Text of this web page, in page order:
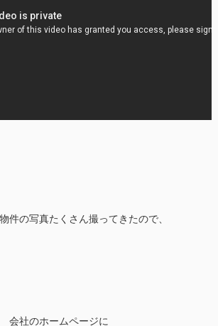
件の写真たくさん撮ってきたので、
会社のホームページに